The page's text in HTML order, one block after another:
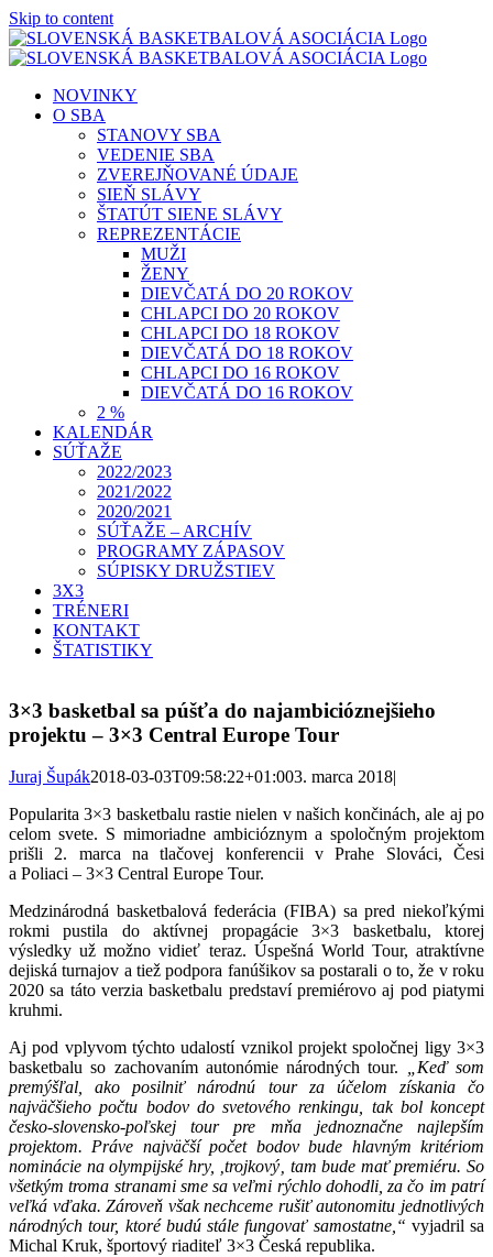
Skip to content
NOVINKY
O SBA
STANOVY SBA
VEDENIE SBA
ZVEREJŇOVANÉ ÚDAJE
SIEŇ SLÁVY
ŠTATÚT SIENE SLÁVY
REPREZENTÁCIE
MUŽI
ŽENY
DIEVČATÁ DO 20 ROKOV
CHLAPCI DO 20 ROKOV
CHLAPCI DO 18 ROKOV
DIEVČATÁ DO 18 ROKOV
CHLAPCI DO 16 ROKOV
DIEVČATÁ DO 16 ROKOV
2 %
KALENDÁR
SÚŤAŽE
2022/2023
2021/2022
2020/2021
SÚŤAŽE – ARCHÍV
PROGRAMY ZÁPASOV
SÚPISKY DRUŽSTIEV
3X3
TRÉNERI
KONTAKT
ŠTATISTIKY
3×3 basketbal sa púšťa do najambicióznejšieho
projektu – 3×3 Central Europe Tour
Juraj Šupák2018-03-03T09:58:22+01:003. marca 2018|
Popularita 3×3 basketbalu rastie nielen v našich končinách, ale aj po
celom svete. S mimoriadne ambicióznym a spoločným projektom
prišli 2. marca na tlačovej konferencii v Prahe Slováci, Česi
a Poliaci – 3×3 Central Europe Tour.
Medzinárodná basketbalová federácia (FIBA) sa pred niekoľkými
rokmi pustila do aktívnej propagácie 3×3 basketbalu, ktorej
výsledky už možno vidieť teraz. Úspešná World Tour, atraktívne
dejiská turnajov a tiež podpora fanúšikov sa postarali o to, že v roku
2020 sa táto verzia basketbalu predstaví premiérovo aj pod piatymi
kruhmi.
Aj pod vplyvom týchto udalostí vznikol projekt spoločnej ligy 3×3
basketbalu so zachovaním autonómie národných tour. „Keď som
premýšľal, ako posilniť národnú tour za účelom získania čo
najväčšieho počtu bodov do svetového renkingu, tak bol koncept
česko-slovensko-poľskej tour pre mňa jednoznačne najlepším
projektom. Práve najväčší počet bodov bude hlavným kritériom
nominácie na olympijské hry, ‚trojkový‚ tam bude mať premiéru. So
všetkým troma stranami sme sa veľmi rýchlo dohodli, za čo im patrí
veľká vďaka.Zároveň však nechceme rušiť autonomitu jednotlivých
národných tour, ktoré budú stále fungovať samostatne,“ vyjadril sa
Michal Kruk, športový riaditeľ 3×3 Česká republika.